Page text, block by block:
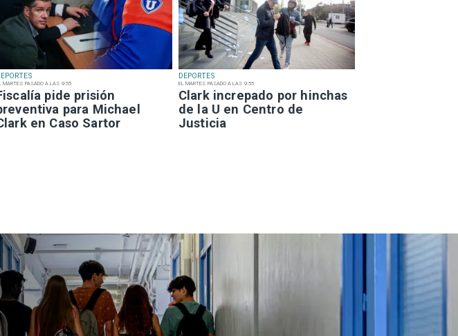
MARTES PASADO A LAS 9:55
pide prisión
para Michael
en Caso Sartor
DEPORTES
EL MARTES PASADO A LAS 9:55
Clark increpado por hinchas
de la U en Centro de
Justicia